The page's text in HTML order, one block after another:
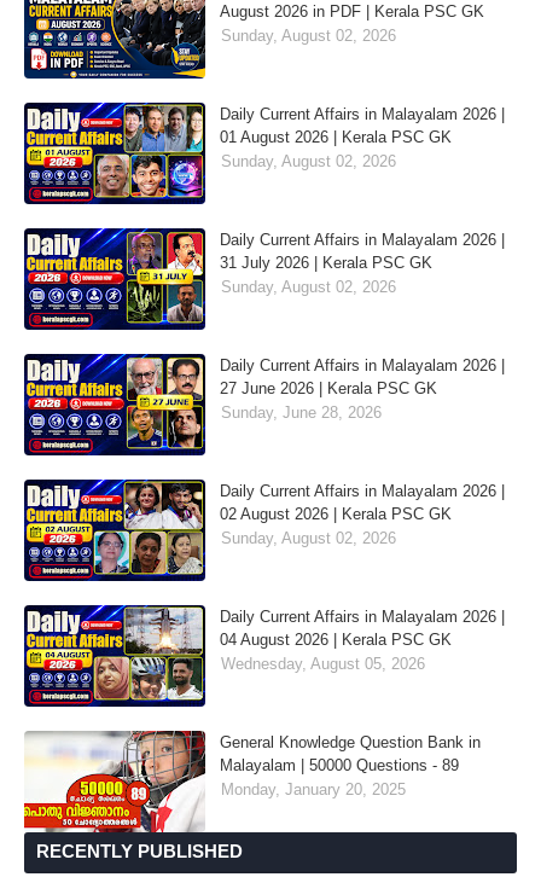
August 2026 in PDF | Kerala PSC GK
Sunday, August 02, 2026
Daily Current Affairs in Malayalam 2026 |
01 August 2026 | Kerala PSC GK
Sunday, August 02, 2026
Daily Current Affairs in Malayalam 2026 |
31 July 2026 | Kerala PSC GK
Sunday, August 02, 2026
Daily Current Affairs in Malayalam 2026 |
27 June 2026 | Kerala PSC GK
Sunday, June 28, 2026
Daily Current Affairs in Malayalam 2026 |
02 August 2026 | Kerala PSC GK
Sunday, August 02, 2026
Daily Current Affairs in Malayalam 2026 |
04 August 2026 | Kerala PSC GK
Wednesday, August 05, 2026
General Knowledge Question Bank in
Malayalam | 50000 Questions - 89
Monday, January 20, 2025
RECENTLY PUBLISHED